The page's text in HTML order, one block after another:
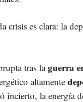
crisis es clara: la
tras laguerra
altamente
incierto, la energía